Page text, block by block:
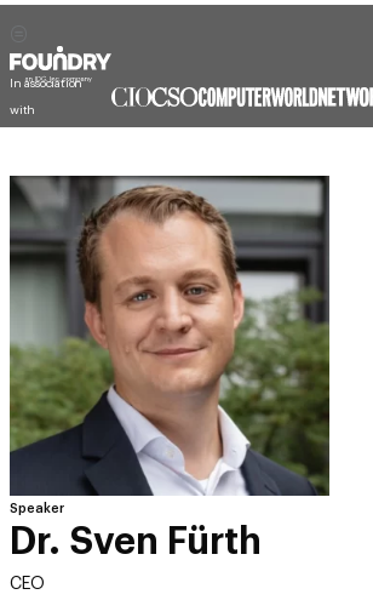
In association
with
Speaker
Dr. Sven Fürth
CEO